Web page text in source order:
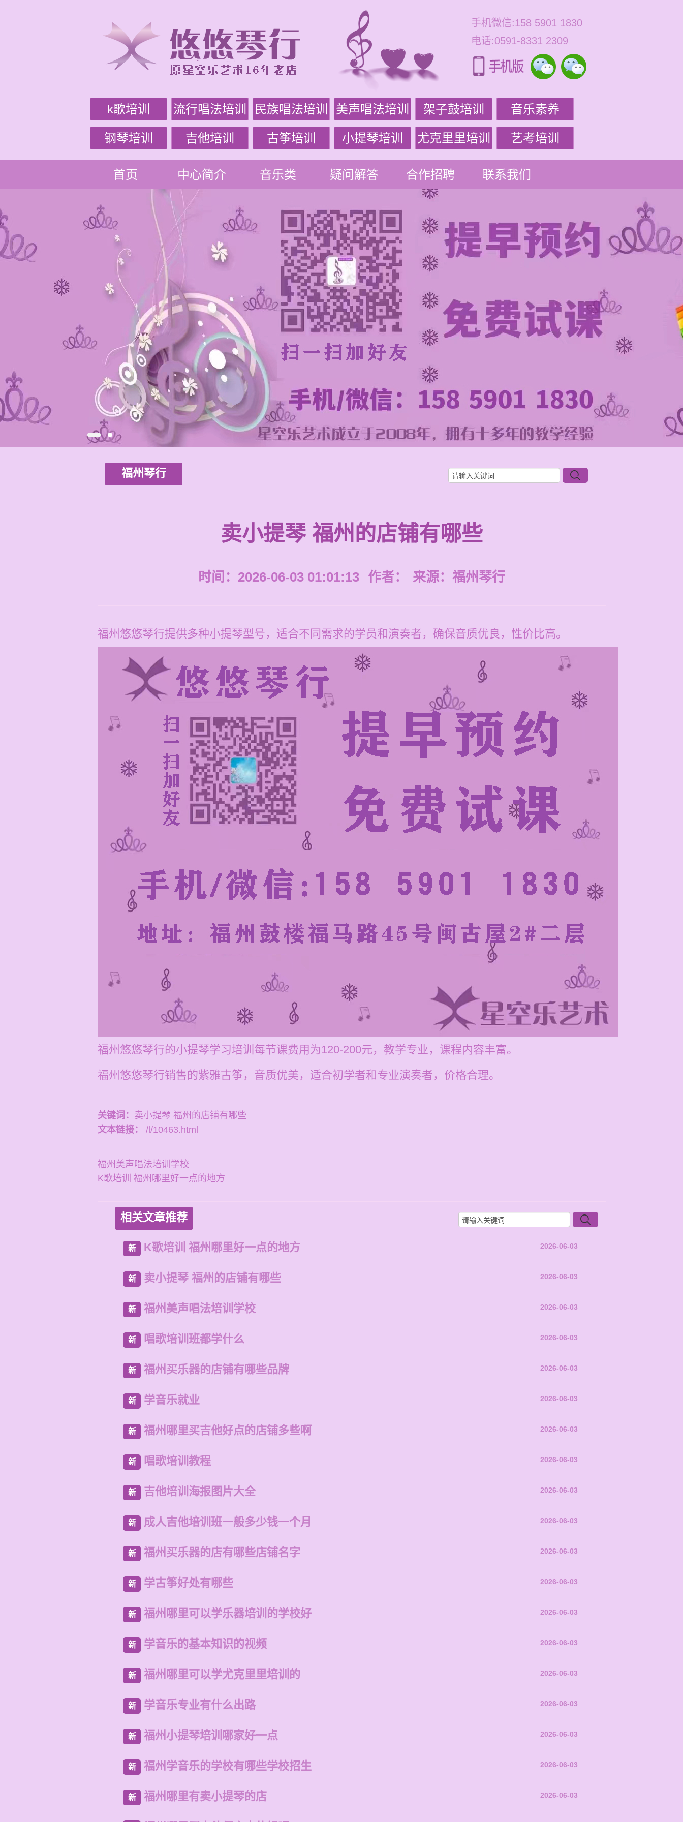
手机微信:158 5901 1830
电话:0591-8331 2309
k歌培训 流行唱法培训 民族唱法培训 美声唱法培训 架子鼓培训 音乐素养
钢琴培训 吉他培训 古筝培训 小提琴培训 尤克里里培训 艺考培训
首页 中心简介 音乐类 疑问解答 合作招聘 联系我们
福州琴行
卖小提琴 福州的店铺有哪些
时间：2026-06-03 01:01:13 作者： 来源： 福州琴行
福州悠悠琴行提供多种小提琴型号，适合不同需求的学员和演奏者，确保音质优良，性价比高。
福州悠悠琴行的小提琴学习培训每节课费用为120-200元，教学专业，课程内容丰富。
福州悠悠琴行销售的紫雅古筝，音质优美，适合初学者和专业演奏者，价格合理。
关键词： 卖小提琴 福州的店铺有哪些
文本链接：
/l/10463.html
福州美声唱法培训学校
K歌培训 福州哪里好一点的地方
相关文章推荐
新 K歌培训 福州哪里好一点的地方 2026-06-03
新 卖小提琴 福州的店铺有哪些 2026-06-03
新 福州美声唱法培训学校 2026-06-03
新 唱歌培训班都学什么 2026-06-03
新 福州买乐器的店铺有哪些品牌 2026-06-03
新 学音乐就业 2026-06-03
新 福州哪里买吉他好点的店铺多些啊 2026-06-03
新 唱歌培训教程 2026-06-03
新 吉他培训海报图片大全 2026-06-03
新 成人吉他培训班一般多少钱一个月 2026-06-03
新 福州买乐器的店有哪些店铺名字 2026-06-03
新 学古筝好处有哪些 2026-06-03
新 福州哪里可以学乐器培训的学校好 2026-06-03
新 学音乐的基本知识的视频 2026-06-03
新 福州哪里可以学尤克里里培训的 2026-06-03
新 学音乐专业有什么出路 2026-06-03
新 福州小提琴培训哪家好一点 2026-06-03
新 福州学音乐的学校有哪些学校招生 2026-06-03
新 福州哪里有卖小提琴的店 2026-06-03